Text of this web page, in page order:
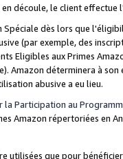
découle, le client
Spéciale dès lors que
(par exemple, des
Eligibles aux Primes
Amazon déterminera à
abusive a eu lieu.
la Participation au
Amazon répertoriées en
utilisées que pour